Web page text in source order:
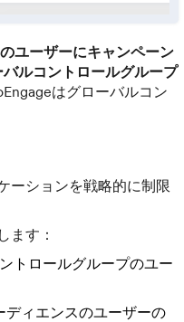
ユーザーにキャンペーン
バルコントロールグループ
はグローバルコン
ーションを戦略的に制限
ます：
トロールグループのユー
ィエンスのユーザーの